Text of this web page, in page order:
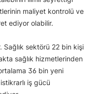
maliyet kontrolü ve
ediyor olabilir.
Sağlık sektörü 22 bin kişi
sağlık hizmetlerinden
36 bin yeni
iş gücü